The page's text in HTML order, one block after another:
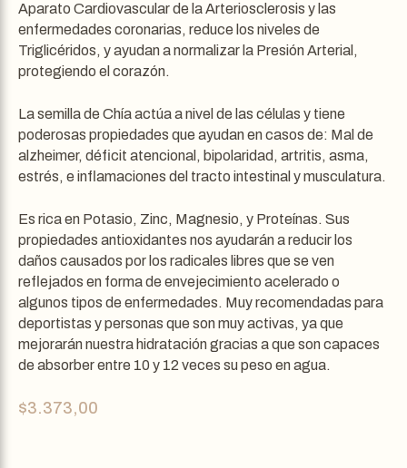
Aparato Cardiovascular de la Arteriosclerosis y las
enfermedades coronarias, reduce los niveles de
Triglicéridos, y ayudan a normalizar la Presión Arterial,
protegiendo el corazón.
La semilla de Chía actúa a nivel de las células y tiene
poderosas propiedades que ayudan en casos de: Mal de
alzheimer, déficit atencional, bipolaridad, artritis, asma,
estrés, e inflamaciones del tracto intestinal y musculatura.
Es rica en Potasio, Zinc, Magnesio, y Proteínas. Sus
propiedades antioxidantes nos ayudarán a reducir los
daños causados por los radicales libres que se ven
reflejados en forma de envejecimiento acelerado o
algunos tipos de enfermedades. Muy recomendadas para
deportistas y personas que son muy activas, ya que
mejorarán nuestra hidratación gracias a que son capaces
de absorber entre 10 y 12 veces su peso en agua.
$3.373,00